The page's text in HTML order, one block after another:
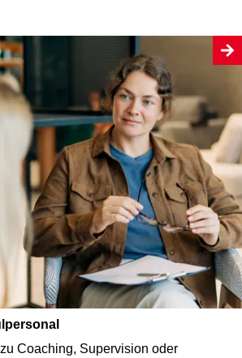
Coaching, Supervision oder